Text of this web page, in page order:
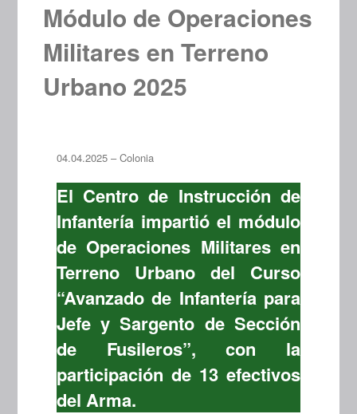
Módulo de Operaciones
Militares en Terreno
Urbano 2025
04.04.2025 – Colonia
El Centro de Instrucción de
Infantería impartió el módulo
de Operaciones Militares en
Terreno Urbano del Curso
“Avanzado de Infantería para
Jefe y Sargento de Sección
de Fusileros”, con la
participación de 13 efectivos
del Arma.